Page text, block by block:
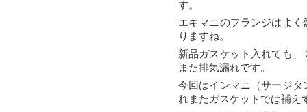
す。
エキマニのフランジはよ
りますね。
新品ガスケット入れても
また排気漏れです。
今回はインマニ（サージ
れまたガスケットでは補え